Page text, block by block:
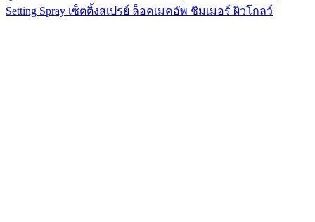
Setting Spray เซ็ตติ้งสเปรย์ ล็อคเมคอัพ ชิมเมอร์ ผิวโกลว์